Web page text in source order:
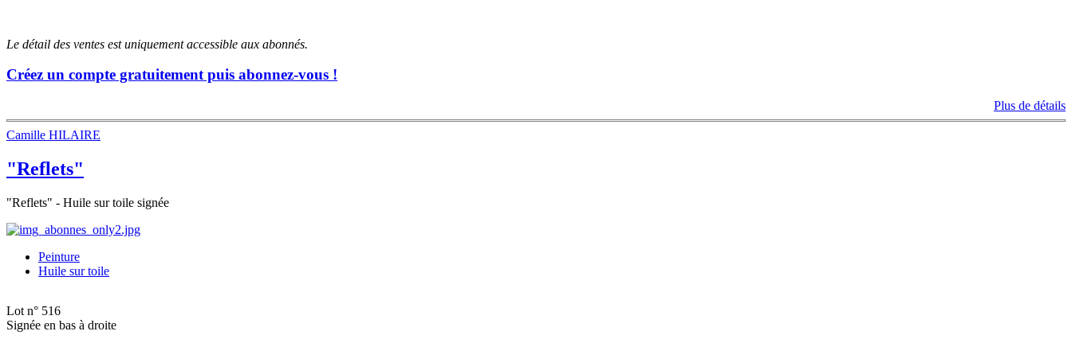
Le détail des ventes est uniquement accessible aux abonnés.
Créez un compte gratuitement puis abonnez-vous !
Plus de détails
Camille HILAIRE
"Reflets"
"Reflets" - Huile sur toile signée
Peinture
Huile sur toile
Lot n° 516
Signée en bas à droite